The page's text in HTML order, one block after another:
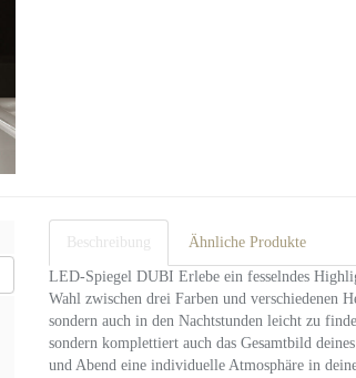
Beschreibung Ähnliche Produkte
LED-Spiegel DUBI Erlebe ein fesselndes
Wahl zwischen drei Farben und verschiedenen
sondern auch in den Nachtstunden leicht zu
sondern komplettiert auch das Gesamtbild
und Abend eine individuelle Atmosphäre in